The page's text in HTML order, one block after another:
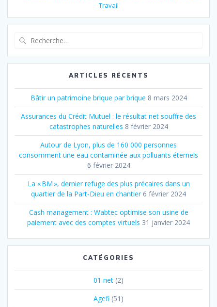
Travail
:
ARTICLES RÉCENTS
Bâtir un patrimoine brique par brique 8 mars 2024
Assurances du Crédit Mutuel : le résultat net souffre des
catastrophes naturelles 8 février 2024
Autour de Lyon, plus de 160 000 personnes
consomment une eau contaminée aux polluants éternels
6 février 2024
La « BM », dernier refuge des plus précaires dans un
quartier de la Part‐Dieu en chantier 6 février 2024
Cash management : Wabtec optimise son usine de
paiement avec des comptes virtuels 31 janvier 2024
CATÉGORIES
01 net (2)
Agefi (51)